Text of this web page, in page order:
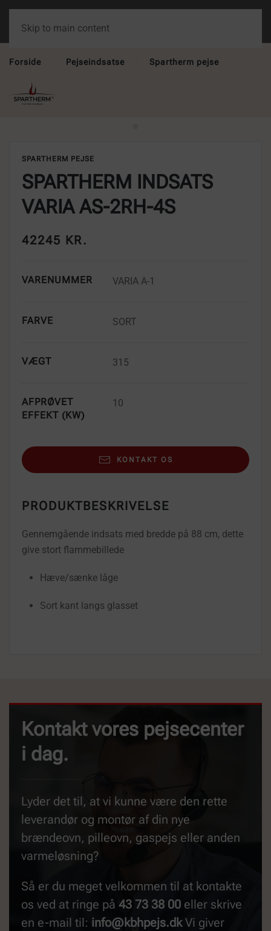
Skip to main content
Forside Pejseindsatse Spartherm pejse
SPARTHERM PEJSE
SPARTHERM INDSATS
VARIA AS-2RH-4S
42245 KR.
VARENUMMER VARIA A-1
FARVE SORT
VÆGT 315
AFPRØVET
EFFEKT (KW)
10
KONTAKT OS
PRODUKTBESKRIVELSE
Gennemgående indsats med bredde på 88 cm, dette
give stort flammebillede
Hæve/sænke låge
Sort kant langs glasset
Kontakt vores pejsecenter
i dag.
Lyder det til, at vi kunne være den rette
leverandør og montør af din nye
brændeovn, pilleovn, gaspejs eller anden
varmeløsning?
Så er du meget velkommen til at kontakte
os ved at ringe på 43 73 38 00 eller skrive
en e-mail til: info@kbhpejs.dkVi giver